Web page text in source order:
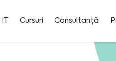
Cursuri Consultanță